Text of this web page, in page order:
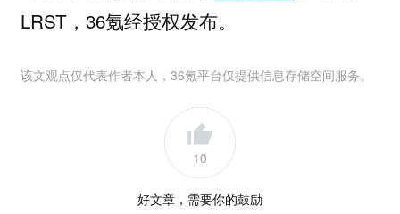
LRST，36氪经授权发布。
该文观点仅代表作者本人，36氪平台仅提供信息存储空间服务。
10
好文章，需要你的鼓励